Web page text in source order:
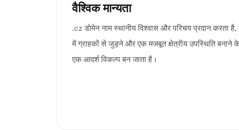
वैश्विक मान्यता
.cz डोमेन नाम स्थानीय विश्वास और परिचय प्रदान करता
में ग्राहकों से जुड़ने और एक मजबूत क्षेत्रीय उपस्थिति बनाने
एक आदर्श विकल्प बन जाता है।